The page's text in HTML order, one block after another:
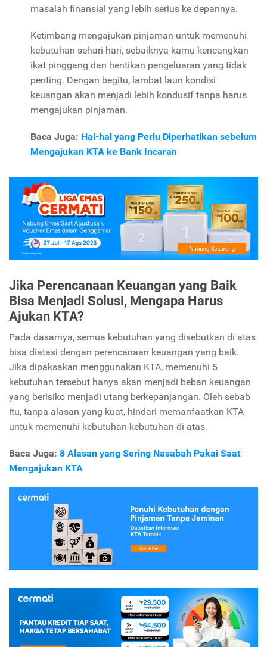
masalah finansial yang lebih serius ke depannya.
Ketimbang mengajukan pinjaman untuk memenuhi
kebutuhan sehari-hari, sebaiknya kamu kencangkan
ikat pinggang dan hentikan pengeluaran yang tidak
penting. Dengan begitu, lambat laun kondisi
keuangan akan menjadi lebih kondusif tanpa harus
mengajukan pinjaman.
Baca Juga: Hal-hal yang Perlu Diperhatikan sebelum
Mengajukan KTA ke Bank Incaran
Jika Perencanaan Keuangan yang Baik
Bisa Menjadi Solusi, Mengapa Harus
Ajukan KTA?
Pada dasarnya, semua kebutuhan yang disebutkan di atas
bisa diatasi dengan perencanaan keuangan yang baik.
Jika dipaksakan menggunakan KTA, memenuhi 5
kebutuhan tersebut hanya akan menjadi beban keuangan
yang berisiko menjadi utang berkepanjangan. Oleh sebab
itu, tanpa alasan yang kuat, hindari memanfaatkan KTA
untuk memenuhi kebutuhan-kebutuhan di atas.
Baca Juga: 8 Alasan yang Sering Nasabah Pakai Saat
Mengajukan KTA